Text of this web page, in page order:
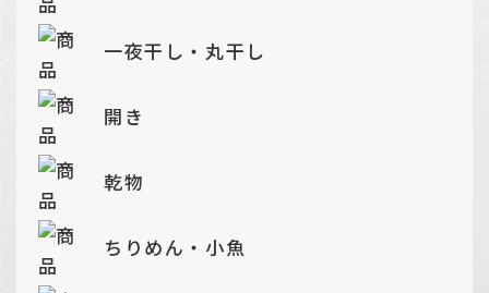
一夜干し・丸干し
開き
乾物
ちりめん・小魚